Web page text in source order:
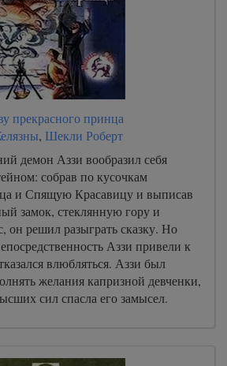
прекрасного принца
, Шекли Роберт
демон Аззи вообразил себя
собрав по кусочкам
и Спящую Красавицу и выписав
замок, стеклянную гору и
он решил разыграть сказку. Но
Аззи привели к
влюбляться. Аззи был
желания капризной девченки,
сил спасла его замысел.